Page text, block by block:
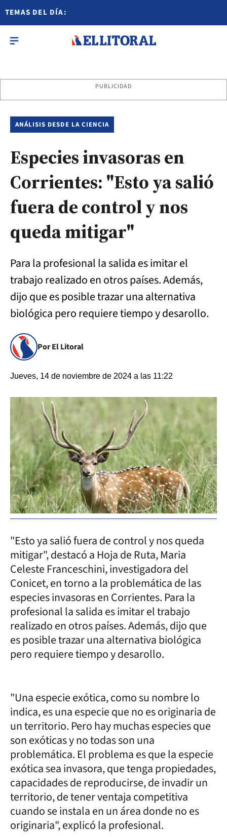
TEMAS DEL DÍA:
PUBLICIDAD
ANÁLISIS DESDE LA CIENCIA
Especies invasoras en
Corrientes: "Esto ya salió
fuera de control y nos
queda mitigar"
Para la profesional la salida es imitar el
trabajo realizado en otros países. Además,
dijo que es posible trazar una alternativa
biológica pero requiere tiempo y desarollo.
Por El Litoral
Jueves, 14 de noviembre de 2024 a las 11:22
"Esto ya salió fuera de control y nos queda
mitigar", destacó a Hoja de Ruta, Maria
Celeste Franceschini, investigadora del
Conicet, en torno a la problemática de las
especies invasoras en Corrientes. Para la
profesional la salida es imitar el trabajo
realizado en otros países. Además, dijo que
es posible trazar una alternativa biológica
pero requiere tiempo y desarollo.
"Una especie exótica, como su nombre lo
indica, es una especie que no es originaria de
un territorio. Pero hay muchas especies que
son exóticas y no todas son una
problemática. El problema es que la especie
exótica sea invasora, que tenga propiedades,
capacidades de reproducirse, de invadir un
territorio, de tener ventaja competitiva
cuando se instala en un área donde no es
originaria", explicó la profesional.